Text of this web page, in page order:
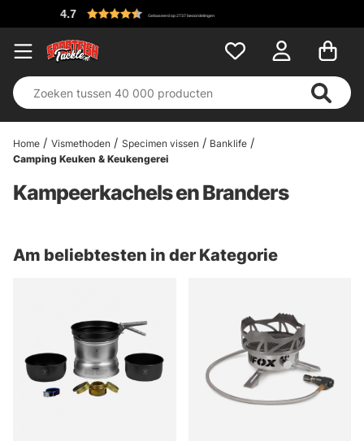
Home Vismethoden Specimen vissen
Banklife
Camping Keuken & Keukengerei
Kampeerkachels en Branders
Am beliebtesten in der Kategorie